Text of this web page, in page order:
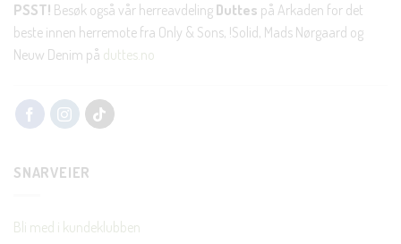
PSST! Besøk også vår herreavdeling Duttes på Arkaden for det
beste innen herremote fra Only & Sons, !Solid, Mads Nørgaard og
Neuw Denim på duttes.no
SNARVEIER
Bli med i kundeklubben